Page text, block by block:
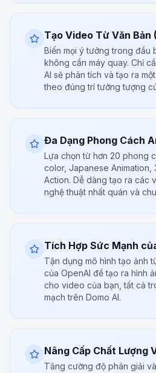
Tạo Video Từ Văn
Biến mọi ý tưởng trong đầu
không cần máy quay. Chỉ
AI sẽ phân tích và tạo ra
theo đúng trí tưởng tượng
Đa Dạng Phong Cách
Lựa chọn từ hơn 20 phong
color, Japanese Animation,
Action. Dễ dàng tạo ra các
nghệ thuật nhất quán và
Tích Hợp Sức Mạnh
Tận dụng mô hình tạo ảnh
của OpenAI để tạo ra hình
cho video của bạn, tất cả
mạch trên Domo AI.
Nâng Cấp Chất Lượng
Tăng cường độ phân giải